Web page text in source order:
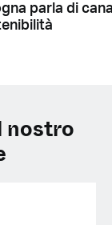
parla di
nostro